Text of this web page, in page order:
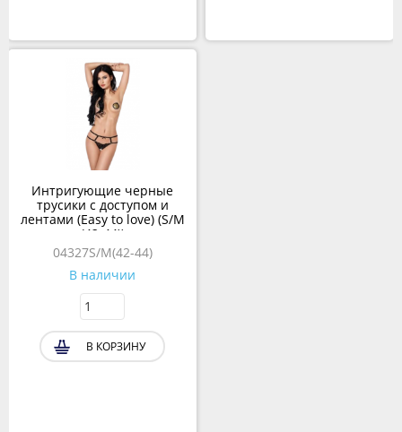
Интригующие черные
трусики с доступом и
лентами (Easy to love) (S/M
(42-44))
04327S/M(42-44)
В наличии
В КОРЗИНУ